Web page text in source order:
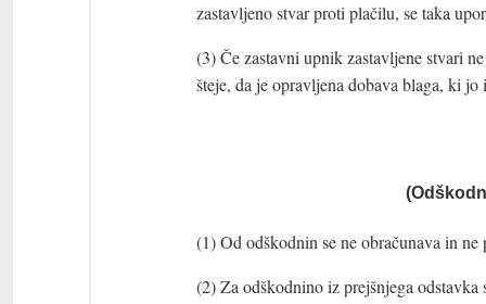
zastavljeno stvar proti plačilu, se taka
(3) Če zastavni upnik zastavljene stvari
šteje, da je opravljena dobava blaga, ki
(1) Od odškodnin se ne obračunava in
(2) Za odškodnino iz prejšnjega odstavka